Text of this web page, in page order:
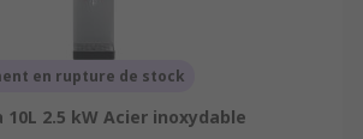
en rupture de stock
2.5 kW Acier inoxydable